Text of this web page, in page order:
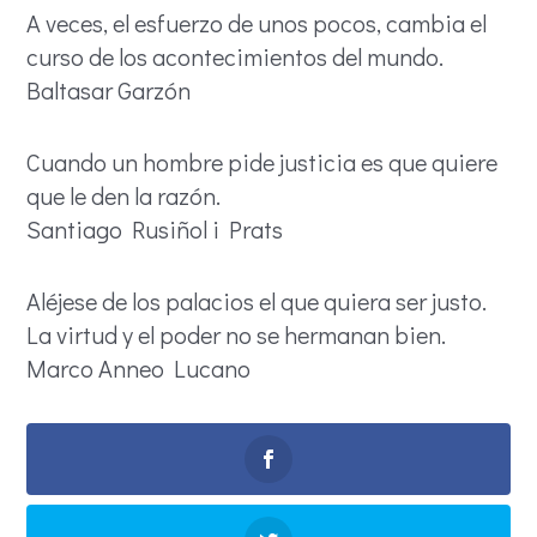
A veces, el esfuerzo de unos pocos, cambia el
curso de los acontecimientos del mundo.
Baltasar Garzón
Cuando un hombre pide justicia es que quiere
que le den la razón.
Santiago Rusiñol i Prats
Aléjese de los palacios el que quiera ser justo.
La virtud y el poder no se hermanan bien.
Marco Anneo Lucano